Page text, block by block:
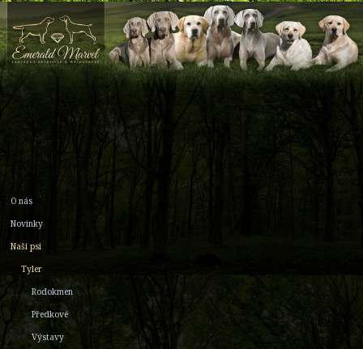
O nás
Novinky
Naši psi
Tyler
Rodokmen
Předkové
Výstavy